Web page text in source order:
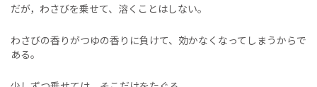
だが，わさびを乗せて、溶くことはしない。
わさびの香りがつゆの香りに負けて、効かなくなってしまうからで
ある。